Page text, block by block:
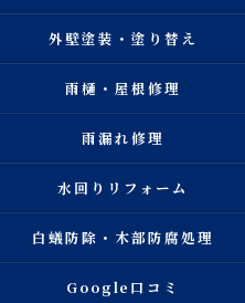
外壁塗装・塗り替え
雨樋・屋根修理
雨漏れ修理
水回りリフォーム
白蟻防除・木部防腐処理
Google口コミ